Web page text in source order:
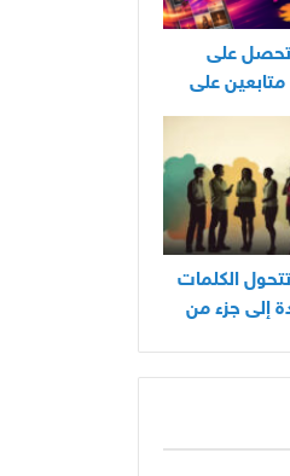
على
1000 متابعين على
بسرعة
الكلمات
إلى جزء من